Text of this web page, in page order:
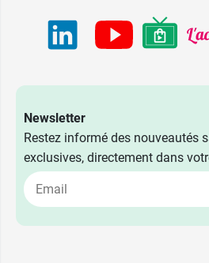
Newsletter
Restez informé des nouveautés
exclusives, directement dans